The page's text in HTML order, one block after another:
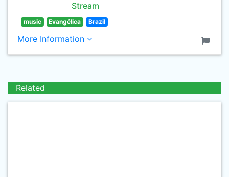
Stream
music Evangélica Brazil
More Information
Related